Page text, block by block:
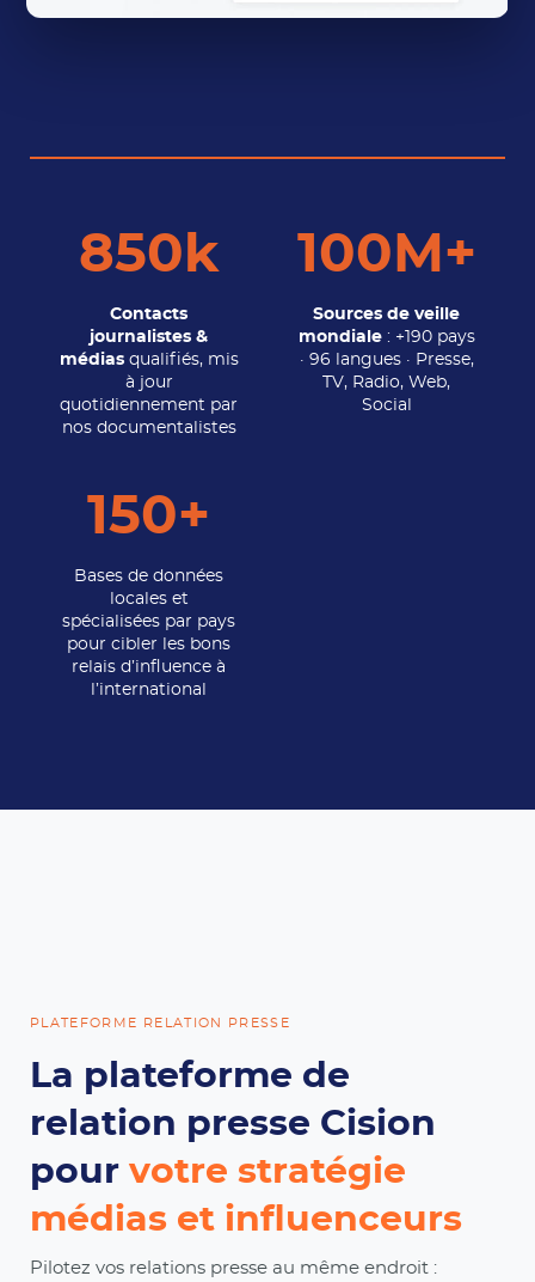
850k
Contacts
journalistes &
médiasqualifiés, mis
à jour
quotidiennement par
nos documentalistes
100M+
Sources de veille
mondiale: +190 pays
· 96 langues · Presse,
TV, Radio, Web,
Social
150+
Bases de données
locales et
spécialisées par pays
pour cibler les bons
relais d’influence à
l’international
PLATEFORME RELATION PRESSE
La plateforme de
relation presse Cision
pour votre stratégie
médias et influenceurs
Pilotez vos relations presse au même endroit :